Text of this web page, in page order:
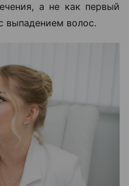
а не как первый
выпадением волос.